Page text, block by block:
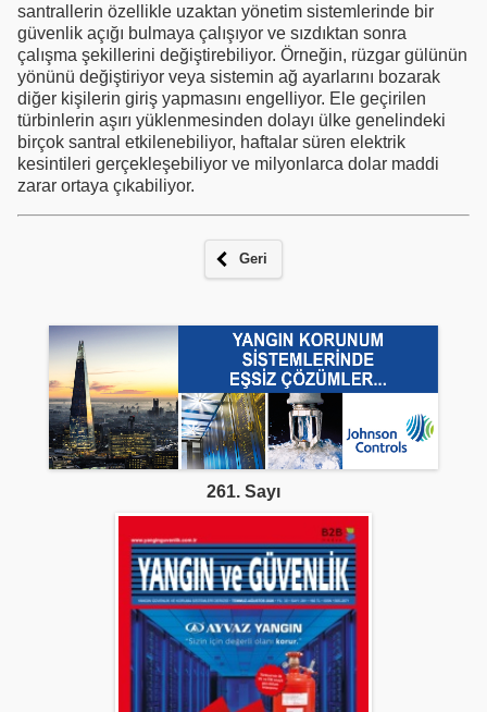
santrallerin özellikle uzaktan yönetim sistemlerinde bir
güvenlik açığı bulmaya çalışıyor ve sızdıktan sonra
çalışma şekillerini değiştirebiliyor. Örneğin, rüzgar gülünün
yönünü değiştiriyor veya sistemin ağ ayarlarını bozarak
diğer kişilerin giriş yapmasını engelliyor. Ele geçirilen
türbinlerin aşırı yüklenmesinden dolayı ülke genelindeki
birçok santral etkilenebiliyor, haftalar süren elektrik
kesintileri gerçekleşebiliyor ve milyonlarca dolar maddi
zarar ortaya çıkabiliyor.
Geri
261. Sayı